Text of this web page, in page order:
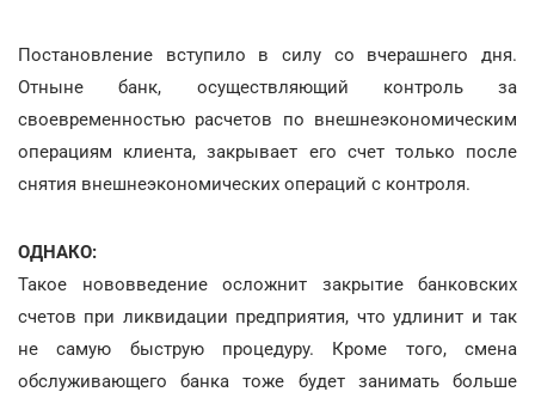
Постановление вступило в силу со вчерашнего дня.
Отныне банк, осуществляющий контроль за
своевременностью расчетов по внешнеэкономическим
операциям клиента, закрывает его счет только после
снятия внешнеэкономических операций с контроля.
ОДНАКО:
Такое нововведение осложнит закрытие банковских
счетов при ликвидации предприятия, что удлинит и так
не самую быструю процедуру. Кроме того, смена
обслуживающего банка тоже будет занимать больше